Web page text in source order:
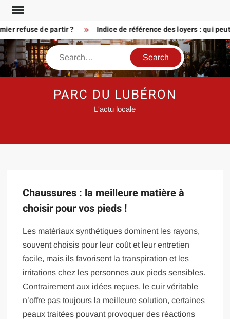
Skip
contentrefuse de partir ? Indice de référence des loyers : qui
Search
PARC DU LUBÉRON
L'actu locale
Chaussures : la meilleure matière à
choisir pour vos pieds !
Les matériaux synthétiques dominent les rayons,
souvent choisis pour leur coût et leur entretien
facile, mais ils favorisent la transpiration et les
irritations chez les personnes aux pieds sensibles.
Contrairement aux idées reçues, le cuir véritable
n’offre pas toujours la meilleure solution, certaines
peaux traitées pouvant provoquer des réactions